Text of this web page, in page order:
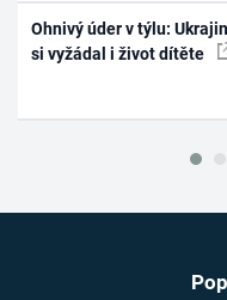
Ohnivý úder v týlu:
si vyžádal i život dítěte